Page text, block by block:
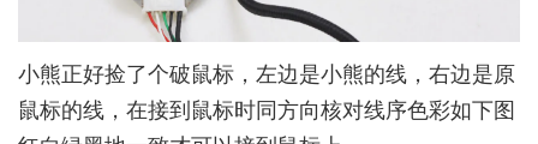
小熊正好捡了个破鼠标，左边是小熊的线，右边是原
鼠标的线，在接到鼠标时同方向核对线序色彩如下图